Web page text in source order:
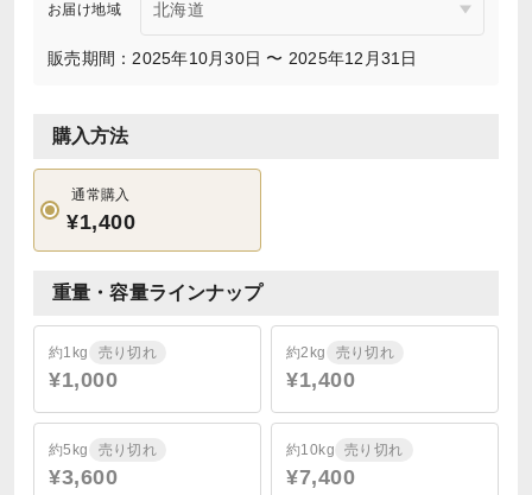
お届け地域
販売期間：2025年10月30日 〜 2025年12月31日
購入方法
通常購入
¥1,400
重量・容量ラインナップ
約1kg 売り切れ
¥1,000
約2kg 売り切れ
¥1,400
約5kg 売り切れ
¥3,600
約10kg 売り切れ
¥7,400